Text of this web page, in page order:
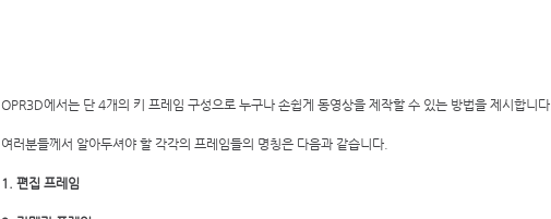
OPR3D에서는 단 4개의 키 프레임 구성으로 누구나 손쉽게 동영상을 제작할 수 있는 방법을 제시합니다.
여러분들께서 알아두셔야 할 각각의 프레임들의 명칭은 다음과 같습니다.
1. 편집 프레임